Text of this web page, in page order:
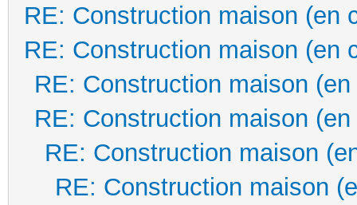
RE: Construction maison (en
RE: Construction maison (en
RE: Construction maison
RE: Construction maison
RE: Construction maison
RE: Construction maison